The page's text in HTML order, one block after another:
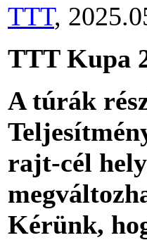
TTT,
TTT Kupa
A túrák
rajt-cél
Kérünk,